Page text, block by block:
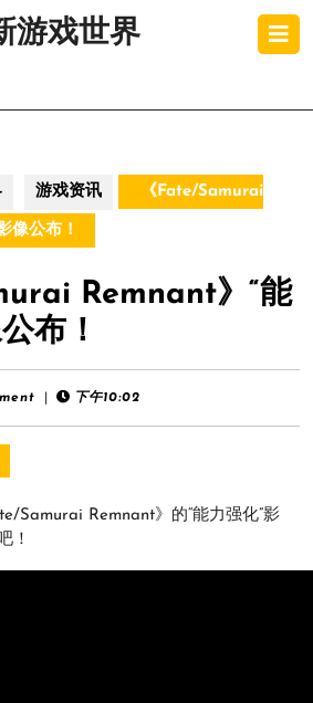
游戏世界
游戏资讯 《Fate/Samurai
像公布！
Remnant》“能
布！
下午10:02
Samurai Remnant》的“能力强化”影
！